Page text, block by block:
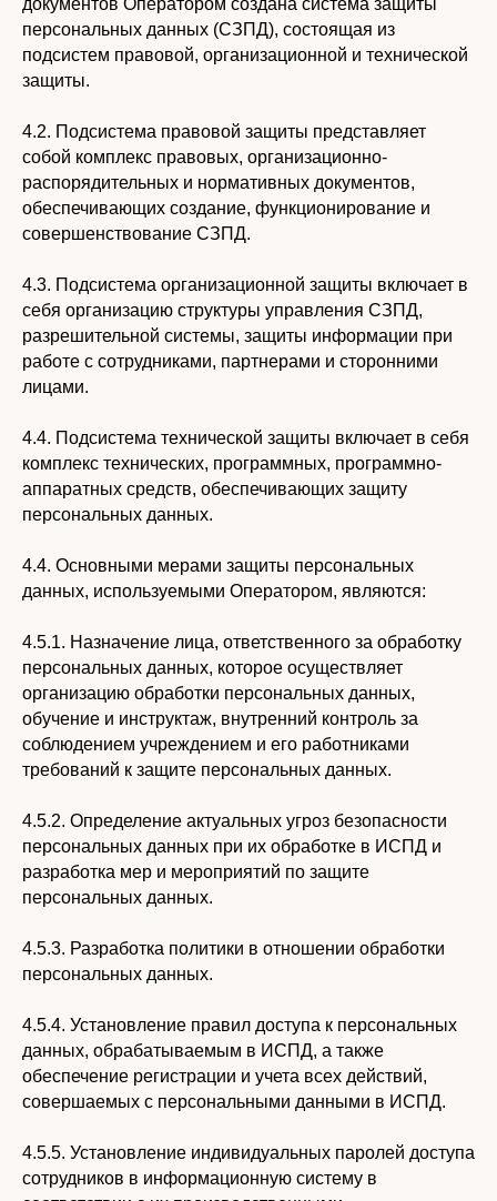
документов Оператором создана система защиты
персональных данных (СЗПД), состоящая из
подсистем правовой, организационной и технической
защиты.
4.2. Подсистема правовой защиты представляет
собой комплекс правовых, организационно-
распорядительных и нормативных документов,
обеспечивающих создание, функционирование и
совершенствование СЗПД.
4.3. Подсистема организационной защиты включает в
себя организацию структуры управления СЗПД,
разрешительной системы, защиты информации при
работе с сотрудниками, партнерами и сторонними
лицами.
4.4. Подсистема технической защиты включает в себя
комплекс технических, программных, программно-
аппаратных средств, обеспечивающих защиту
персональных данных.
4.4. Основными мерами защиты персональных
данных, используемыми Оператором, являются:
4.5.1. Назначение лица, ответственного за обработку
персональных данных, которое осуществляет
организацию обработки персональных данных,
обучение и инструктаж, внутренний контроль за
соблюдением учреждением и его работниками
требований к защите персональных данных.
4.5.2. Определение актуальных угроз безопасности
персональных данных при их обработке в ИСПД и
разработка мер и мероприятий по защите
персональных данных.
4.5.3. Разработка политики в отношении обработки
персональных данных.
4.5.4. Установление правил доступа к персональных
данных, обрабатываемым в ИСПД, а также
обеспечение регистрации и учета всех действий,
совершаемых с персональными данными в ИСПД.
4.5.5. Установление индивидуальных паролей доступа
сотрудников в информационную систему в